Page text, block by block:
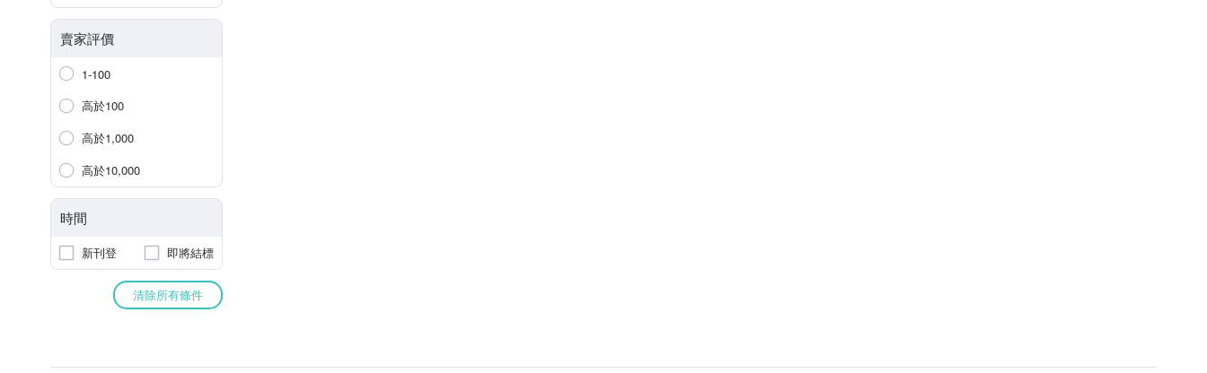
賣家評價
1-100
高於100
高於1,000
高於10,000
時間
新刊登 即將結標
清除所有條件